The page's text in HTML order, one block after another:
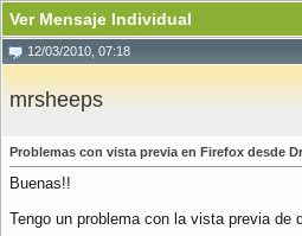
Ver Mensaje Individual
12/03/2010, 07:18
mrsheeps
Problemas con vista previa en Firefox desde
Buenas!!
Tengo un problema con la vista previa de